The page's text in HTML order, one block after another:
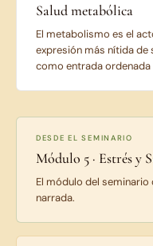
Salud metabólica
El metabolismo es el
expresión más nítida de
como entrada
DESDE EL SEMINARIO
Módulo 5 · Estrés y
El módulo del
narrada.